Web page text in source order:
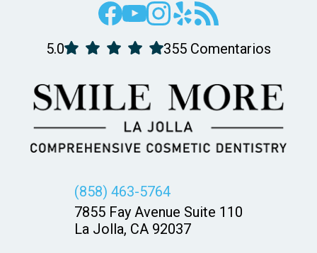
5.0 355 Comentarios
(858) 463-5764
7855 Fay Avenue Suite 110
La Jolla, CA 92037